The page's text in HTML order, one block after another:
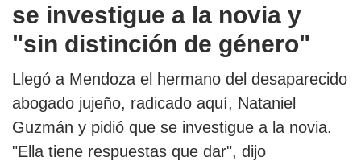
se investigue a la novia y
"sin distinción de género"
Llegó a Mendoza el hermano del desaparecido
abogado jujeño, radicado aquí, Nataniel
Guzmán y pidió que se investigue a la novia.
"Ella tiene respuestas que dar", dijo